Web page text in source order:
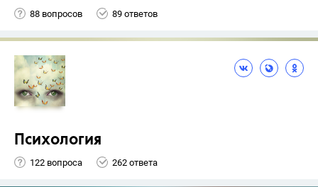
88 вопросов 89 ответов
Психология
122 вопроса 262 ответа